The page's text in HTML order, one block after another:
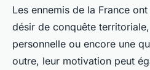
Les ennemis de la France
désir de conquête
personnelle ou encore une
outre, leur motivation peut